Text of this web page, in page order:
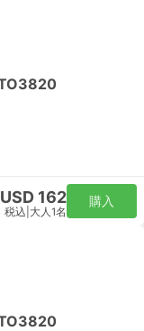
USD 162
税込 大人1名
購入